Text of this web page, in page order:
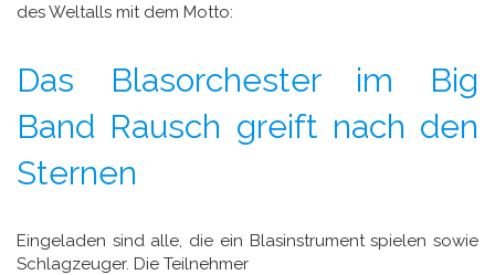
des Weltalls mit dem Motto:
Das Blasorchester im Big
Band Rausch greift nach den
Sternen
Eingeladen sind alle, die ein Blasinstrument spielen sowie
Schlagzeuger. Die Teilnehmer